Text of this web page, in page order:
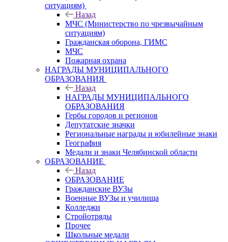
ситуациям)
Назад
МЧС (Министерство по чрезвычайным
ситуациям)
Гражданская оборона, ГИМС
МЧС
Пожарная охрана
НАГРАДЫ МУНИЦИПАЛЬНОГО
ОБРАЗОВАНИЯ
Назад
НАГРАДЫ МУНИЦИПАЛЬНОГО
ОБРАЗОВАНИЯ
Гербы городов и регионов
Депутатские значки
Региональные награды и юбилейные знаки
География
Медали и знаки Челябинской области
ОБРАЗОВАНИЕ
Назад
ОБРАЗОВАНИЕ
Гражданские ВУЗы
Военные ВУЗы и училища
Колледжи
Стройотряды
Прочее
Школьные медали